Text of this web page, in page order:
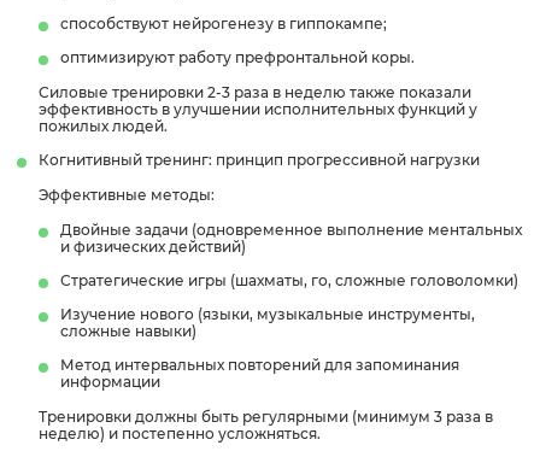
способствуют нейрогенезу в гиппокампе;
оптимизируют работу префронтальной коры.
Силовые тренировки 2-3 раза в неделю также показали
эффективность в улучшении исполнительных функций у
пожилых людей.
Когнитивный тренинг: принцип прогрессивной нагрузки
Эффективные методы:
Двойные задачи (одновременное выполнение ментальных
и физических действий)
Стратегические игры (шахматы, го, сложные головоломки)
Изучение нового (языки, музыкальные инструменты,
сложные навыки)
Метод интервальных повторений для запоминания
информации
Тренировки должны быть регулярными (минимум 3 раза в
неделю) и постепенно усложняться.